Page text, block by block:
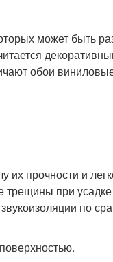
может быть
обои
прочности и
трещины при
по